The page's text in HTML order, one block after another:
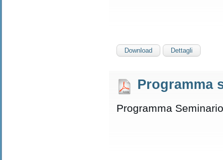
Download Dettagli
Programma
Programma